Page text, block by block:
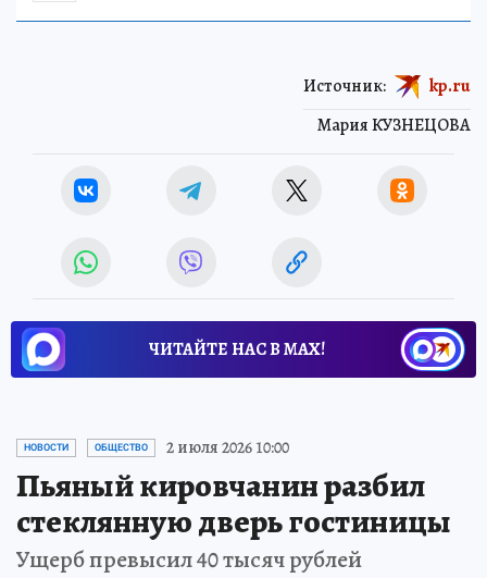
Мария КУЗНЕЦОВА
Источник: kp.ru
ЧИТАЙТЕ НАС В МАХ!
НОВОСТИ ОБЩЕСТВО 2 июля 2026 10:00
Пьяный кировчанин разбил
стеклянную дверь гостиницы
Ущерб превысил 40 тысяч рублей